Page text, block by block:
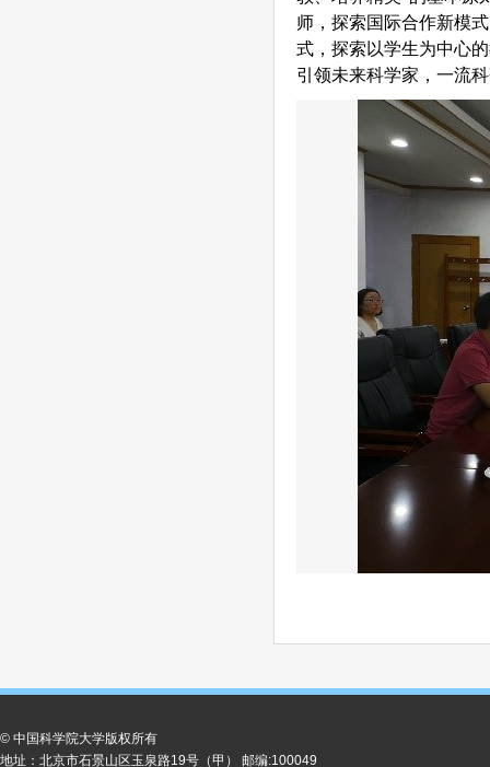
师，探索国际合作新模
式，探索以学生为中心
引领未来科学家，一流
© 中国科学院大学版权所有
地址：北京市石景山区玉泉路19号（甲） 邮编:100049